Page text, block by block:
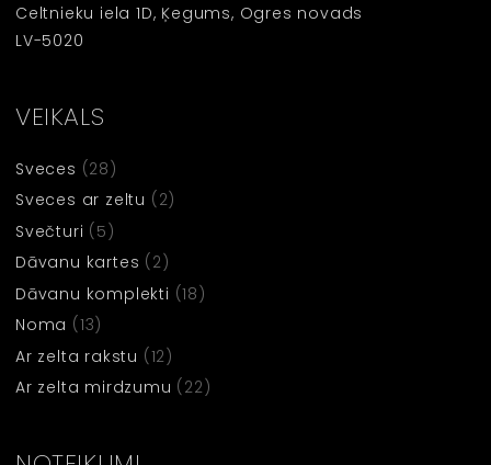
Celtnieku iela 1D, Ķegums, Ogres novads
LV-5020
VEIKALS
Sveces (28)
Sveces ar zeltu (2)
Svečturi (5)
Dāvanu kartes (2)
Dāvanu komplekti (18)
Noma (13)
Ar zelta rakstu (12)
Ar zelta mirdzumu (22)